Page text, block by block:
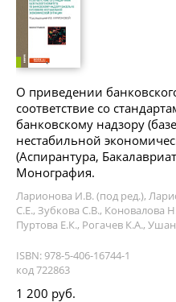
О приведении
соответствие со
банковскому надзору
нестабильной
(Аспирантура,
Монография.
Ларионова И.В. (под ред.),
С.Е., Зубкова С.В.,
Пуртова Е.К., Рогачев К.А.,
ISBN: 978-5-406-16744-1
код 722863
1 200 руб.